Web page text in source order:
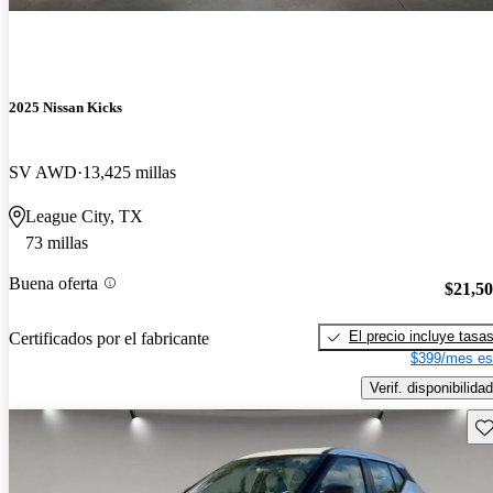
2025 Nissan Kicks
SV AWD 13,425 millas
League City, TX
73 millas
Buena oferta
Certificados por el fabricante
El precio incluye tasas
$399/mes
Verif. disponibilidad